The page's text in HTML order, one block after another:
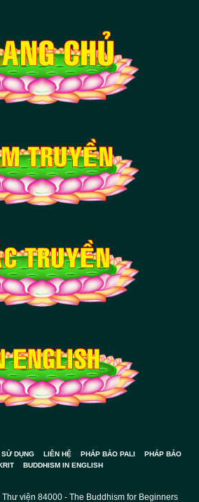
DỤNG LIÊN HỆ PHÁP BẢO PALI
PHÁP BẢO
BUDDHISM IN ENGLISH
Thư viện 84000 - The Buddhism for Beginners